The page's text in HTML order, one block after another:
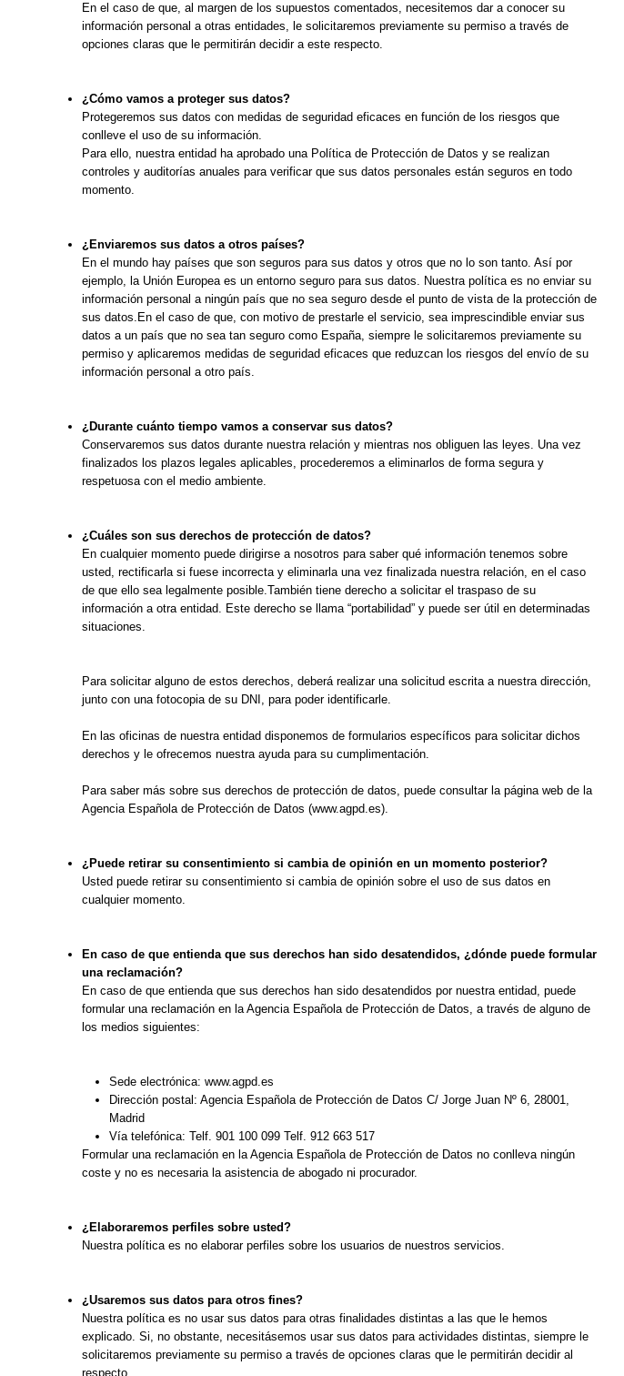
En el caso de que, al margen de los supuestos comentados, necesitemos dar a conocer su
información personal a otras entidades, le solicitaremos previamente su permiso a través de
opciones claras que le permitirán decidir a este respecto.
¿Cómo vamos a proteger sus datos?
Protegeremos sus datos con medidas de seguridad eficaces en función de los riesgos que
conlleve el uso de su información.
Para ello, nuestra entidad ha aprobado una Política de Protección de Datos y se realizan
controles y auditorías anuales para verificar que sus datos personales están seguros en todo
momento.
¿Enviaremos sus datos a otros países?
En el mundo hay países que son seguros para sus datos y otros que no lo son tanto. Así por
ejemplo, la Unión Europea es un entorno seguro para sus datos. Nuestra política es no enviar su
información personal a ningún país que no sea seguro desde el punto de vista de la protección de
sus datos.En el caso de que, con motivo de prestarle el servicio, sea imprescindible enviar sus
datos a un país que no sea tan seguro como España, siempre le solicitaremos previamente su
permiso y aplicaremos medidas de seguridad eficaces que reduzcan los riesgos del envío de su
información personal a otro país.
¿Durante cuánto tiempo vamos a conservar sus datos?
Conservaremos sus datos durante nuestra relación y mientras nos obliguen las leyes. Una vez
finalizados los plazos legales aplicables, procederemos a eliminarlos de forma segura y
respetuosa con el medio ambiente.
¿Cuáles son sus derechos de protección de datos?
En cualquier momento puede dirigirse a nosotros para saber qué información tenemos sobre
usted, rectificarla si fuese incorrecta y eliminarla una vez finalizada nuestra relación, en el caso
de que ello sea legalmente posible.También tiene derecho a solicitar el traspaso de su
información a otra entidad. Este derecho se llama “portabilidad” y puede ser útil en determinadas
situaciones.
Para solicitar alguno de estos derechos, deberá realizar una solicitud escrita a nuestra dirección,
junto con una fotocopia de su DNI, para poder identificarle.
En las oficinas de nuestra entidad disponemos de formularios específicos para solicitar dichos
derechos y le ofrecemos nuestra ayuda para su cumplimentación.
Para saber más sobre sus derechos de protección de datos, puede consultar la página web de la
Agencia Española de Protección de Datos (www.agpd.es).
¿Puede retirar su consentimiento si cambia de opinión en un momento posterior?
Usted puede retirar su consentimiento si cambia de opinión sobre el uso de sus datos en
cualquier momento.
En caso de que entienda que sus derechos han sido desatendidos, ¿dónde puede formular
una reclamación?
En caso de que entienda que sus derechos han sido desatendidos por nuestra entidad, puede
formular una reclamación en la Agencia Española de Protección de Datos, a través de alguno de
los medios siguientes:
Sede electrónica: www.agpd.es
Dirección postal: Agencia Española de Protección de Datos C/ Jorge Juan Nº 6, 28001,
Madrid
Vía telefónica: Telf. 901 100 099 Telf. 912 663 517
Formular una reclamación en la Agencia Española de Protección de Datos no conlleva ningún
coste y no es necesaria la asistencia de abogado ni procurador.
¿Elaboraremos perfiles sobre usted?
Nuestra política es no elaborar perfiles sobre los usuarios de nuestros servicios.
¿Usaremos sus datos para otros fines?
Nuestra política es no usar sus datos para otras finalidades distintas a las que le hemos
explicado. Si, no obstante, necesitásemos usar sus datos para actividades distintas, siempre le
solicitaremos previamente su permiso a través de opciones claras que le permitirán decidir al
respecto.